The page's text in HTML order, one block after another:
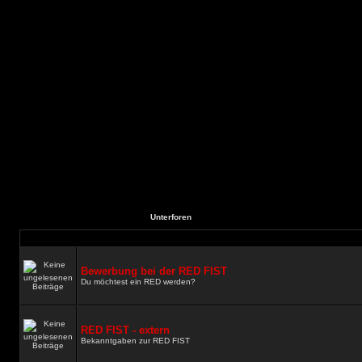
Unterforen
Bewerbung bei der RED FIST
Du möchtest ein RED werden?
RED FIST - extern
Bekanntgaben zur RED FIST